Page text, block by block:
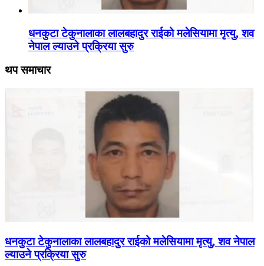
धनकुटा टेकुनालाका लालबहादुर राईको मलेसियामा मृत्यु, शव
नेपाल ल्याउने प्रक्रिया सुरु
थप समाचार
धनकुटा टेकुनालाका लालबहादुर राईको मलेसियामा मृत्यु, शव नेपाल
ल्याउने प्रक्रिया सुरु